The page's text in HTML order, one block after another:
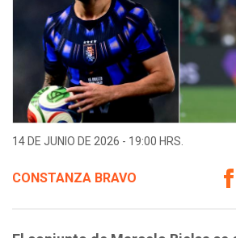
14 DE JUNIO DE 2026 - 19:00 HRS.
CONSTANZA BRAVO